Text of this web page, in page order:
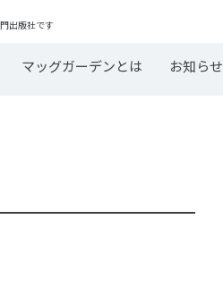
出版社です
マッグガーデンとは お知らせ